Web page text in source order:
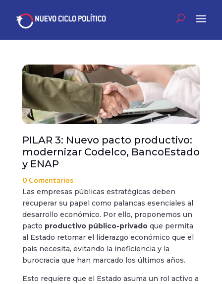
PILAR 3: Nuevo pacto productivo:
modernizar Codelco, BancoEstado
y ENAP
0 Comentarios
Las empresas públicas estratégicas deben
recuperar su papel como palancas esenciales al
desarrollo económico. Por ello, proponemos un
pacto productivo público-privadoque permita
al Estado retomar el liderazgo económico que el
país necesita, evitando la ineficiencia y la
burocracia que han marcado los últimos años.
Esto requiere que el Estado asuma un rol activo a